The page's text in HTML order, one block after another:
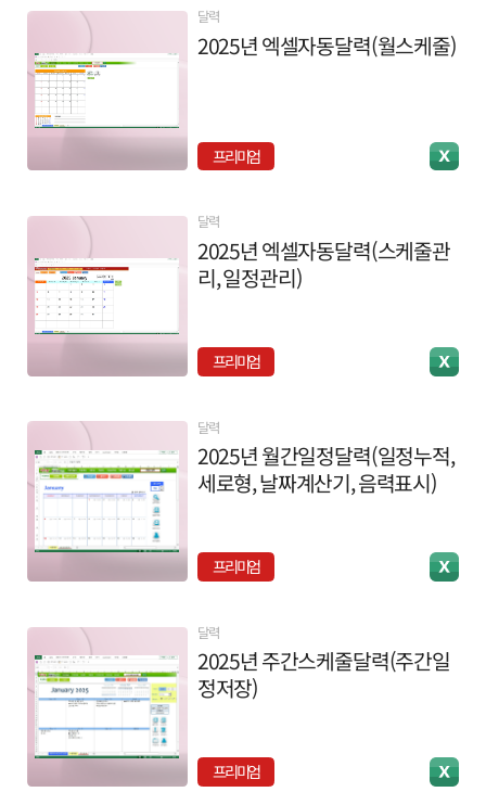
달력
2025년 엑셀자동달력(월스케줄)
프리미엄
달력
2025년 엑셀자동달력(스케줄관
리, 일정관리)
프리미엄
달력
2025년 월간일정달력(일정누적,
세로형, 날짜계산기, 음력표시)
프리미엄
달력
2025년 주간스케줄달력(주간일
정저장)
프리미엄